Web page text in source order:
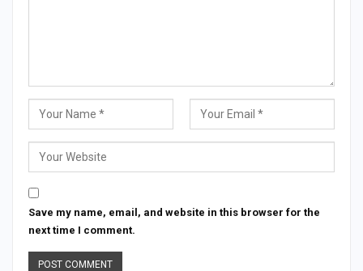
Save my name, email, and website in this browser for the
next time I comment.